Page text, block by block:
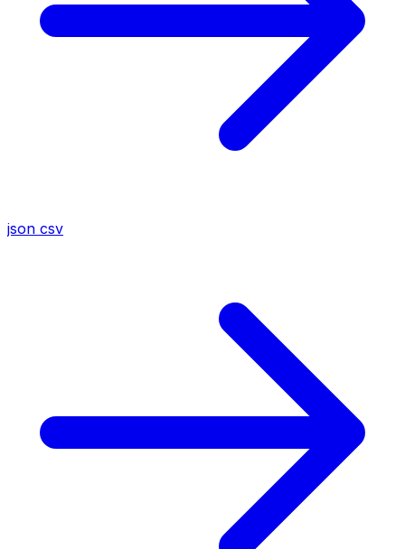
json csv